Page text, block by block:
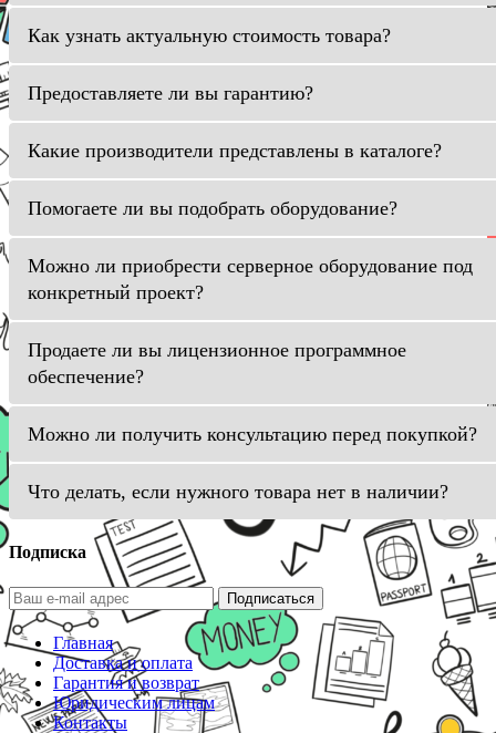
Как узнать актуальную стоимость товара?
Предоставляете ли вы гарантию?
Какие производители представлены в каталоге?
Помогаете ли вы подобрать оборудование?
Можно ли приобрести серверное оборудование под
конкретный проект?
Продаете ли вы лицензионное программное
обеспечение?
Можно ли получить консультацию перед покупкой?
Что делать, если нужного товара нет в наличии?
Подписка
Подписаться
Главная
Доставка и оплата
Гарантия и возврат
Юридическим лицам
Контакты